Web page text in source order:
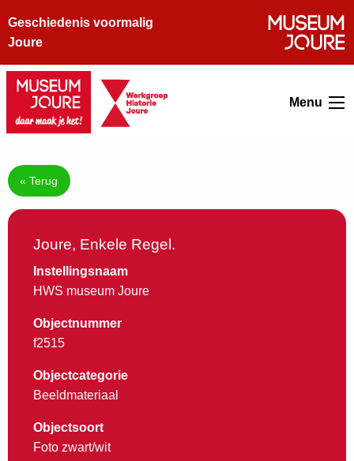
Geschiedenis voormalig
Joure
Menu
« Terug
Joure, Enkele Regel.
Instellingsnaam
HWS museum Joure
Objectnummer
f2515
Objectcategorie
Beeldmateriaal
Objectsoort
Foto zwart/wit